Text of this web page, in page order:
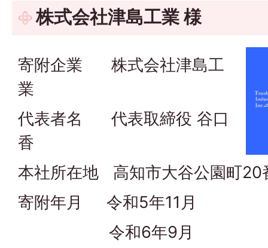
株式会社津島工業 様
寄附企業 株式会社津島工
業
代表者名 代表取締役 谷口
香
本社所在地 高知市大谷公園町20
寄附年月 令和5年11月
令和6年9月